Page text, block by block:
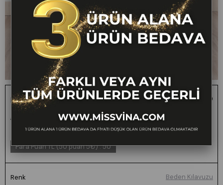
Pilikaşeli Mini Etek 6746
₺1.000,00 ₺499,00 50
1 ALANA 1 BEDAVA -
FARKLI VEYA AYNI TÜM
ÜRÜNLERDE GEÇERLİ
Para Puan TL (50 puan 5₺):50
Renk Beden Kılavuzu